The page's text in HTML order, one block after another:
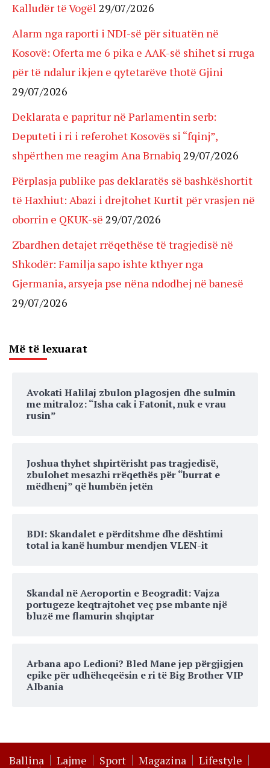
Kalludër të Vogël 29/07/2026
Alarm nga raporti i NDI-së për situatën në
Kosovë: Oferta me 6 pika e AAK-së shihet si rruga
për të ndalur ikjen e qytetarëve thotë Gjini
29/07/2026
Deklarata e papritur në Parlamentin serb:
Deputeti i ri i referohet Kosovës si “fqinj”,
shpërthen me reagim Ana Brnabiq 29/07/2026
Përplasja publike pas deklaratës së bashkëshortit
të Haxhiut: Abazi i drejtohet Kurtit për vrasjen në
oborrin e QKUK-së 29/07/2026
Zbardhen detajet rrëqethëse të tragjedisë në
Shkodër: Familja sapo ishte kthyer nga
Gjermania, arsyeja pse nëna ndodhej në banesë
29/07/2026
Më të lexuarat
Avokati Halilaj zbulon plagosjen dhe sulmin
me mitraloz: “Isha cak i Fatonit, nuk e vrau
rusin”
Joshua thyhet shpirtërisht pas tragjedisë,
zbulohet mesazhi rrëqethës për “burrat e
mëdhenj” që humbën jetën
BDI: Skandalet e përditshme dhe dështimi
total ia kanë humbur mendjen VLEN-it
Skandal në Aeroportin e Beogradit: Vajza
portugeze keqtrajtohet veç pse mbante një
bluzë me flamurin shqiptar
Arbana apo Ledioni? Bled Mane jep përgjigjen
epike për udhëheqeësin e ri të Big Brother VIP
Albania
Ballina Lajme Sport Magazina Lifestyle